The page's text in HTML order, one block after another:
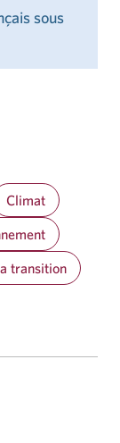
sous
Climat
transition